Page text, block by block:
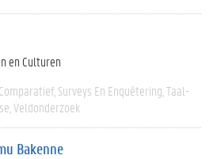
en Culturen
Comparatief Surveys En Enquêtering Taal-
Veldonderzoek
Bakenne